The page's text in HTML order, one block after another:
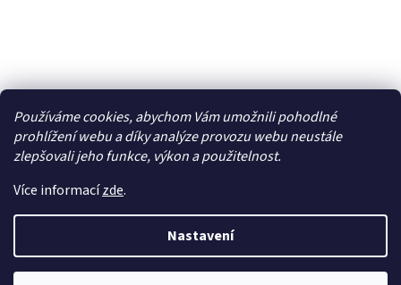
Používáme cookies, abychom Vám umožnili pohodlné
prohlížení webu a díky analýze provozu webu neustále
zlepšovali jeho funkce, výkon a použitelnost.
Více informacízde.
Nastavení
Facebook
Vytvořil Shoptet
Copyright 2026Elcar - elektrospecialista - RC modely,
autorádia, navigace, alarmy, domácí audio. Všechna